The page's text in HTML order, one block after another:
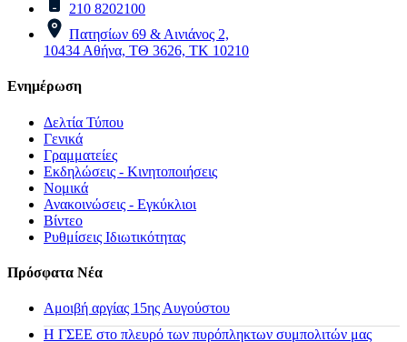
210 8202100
Πατησίων 69 & Αινιάνος 2,
10434 Αθήνα, ΤΘ 3626, ΤΚ 10210
Ενημέρωση
Δελτία Τύπου
Γενικά
Γραμματείες
Εκδηλώσεις - Κινητοποιήσεις
Νομικά
Ανακοινώσεις - Εγκύκλιοι
Βίντεο
Ρυθμίσεις Ιδιωτικότητας
Πρόσφατα Νέα
Αμοιβή αργίας 15ης Αυγούστου
H ΓΣΕΕ στο πλευρό των πυρόπληκτων συμπολιτών μας